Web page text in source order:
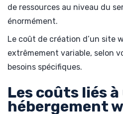
de ressources au niveau du
énormément.
Le coût de création d’un site
extrêmement variable, selon
besoins spécifiques.
Les coûts liés à
hébergement